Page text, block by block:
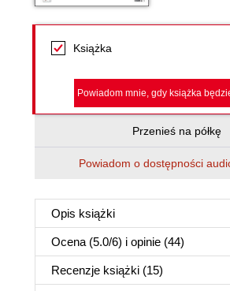
Książka
Powiadom mnie, gdy książka
Przenieś na półkę
Powiadom o dostępności
Opis książki
Ocena (5.0/6) i opinie (44)
Recenzje książki (15)